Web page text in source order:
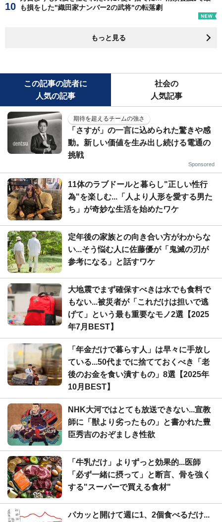
も損をした"織田家ナンバー2の武将"の転落劇
もっと見る
この記事の読者に
人気の記事
社会の
人気記事
期待を超えるチームの強さ
「さすが」の一言に込められた驚きや感
動。新しい価値を生み出し続ける電通の
挑戦
Sponsored
11体のラブドールと暮らし"正しい性行
為"を楽しむ...「人より人形を愛する男た
ち」が奇妙な生活を始めたワケ
定年後の家族との向き合い方がわからな
い...そう悩む人に佐藤優が「鬼滅の刃が
参考になる」と話すワケ
大地震でまず確保すべきは水でも食料で
もない...被災者が「これだけは担いで逃
げて」という最も重要なモノ2選【2025
年7月BEST】
「年金だけで暮らす人」は早々に手放し
ている...50代までに捨てておくべき「老
後のお金を食い潰すもの」8選【2025年
10月BEST】
NHK大河ではとても放送できない...宣教
師に「獣より劣ったもの」と書かれた豊
臣秀吉のおぞましき性欲
「牛乳だけ」よりずっと効果的...医師
「必ず一緒に摂って」と断言、骨を強く
する"スーパーで買える食材"
パカッと開けて週に1、2個食べるだけ...